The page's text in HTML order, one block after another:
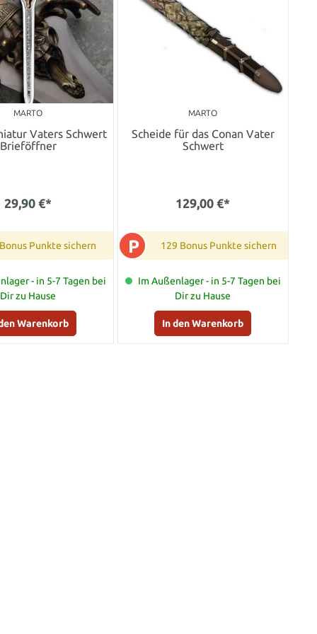
MARTO
Vaters Schwert
Brieföffner
29,90 €*
Punkte sichern
- in 5-7 Tagen bei
Dir zu Hause
Warenkorb
MARTO
Scheide für das Conan Vater
Schwert
129,00 €*
P 129 Bonus Punkte sichern
Im Außenlager - in 5-7 Tagen bei
Dir zu Hause
In den Warenkorb